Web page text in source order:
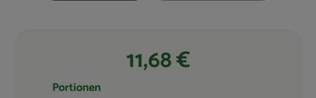
11,68 €
Portionen